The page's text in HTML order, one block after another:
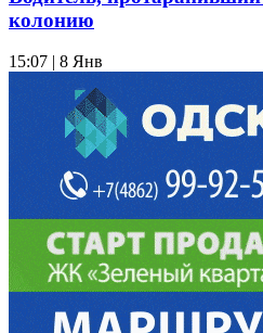
колонию
15:07 | 8 Янв